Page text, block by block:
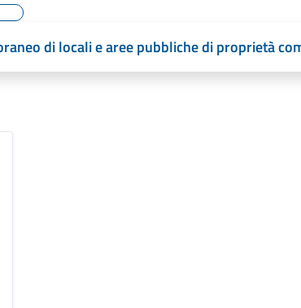
di locali e aree pubbliche di proprietà